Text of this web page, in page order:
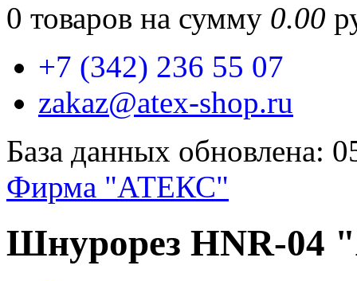
0 товаров на сумму 0.00
+7 (342) 236 55 07
zakaz@atex-shop.ru
База данных обновлена:
Фирма "АТЕКС"
Шнурорез HNR-04